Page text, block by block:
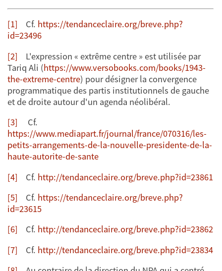
[1] Cf. https://tendanceclaire.org/breve.php?
id=23496
[2] L'expression « extrême centre » est utilisée par
Tariq Ali (https://www.versobooks.com/books/1943-
the-extreme-centre) pour désigner la convergence
programmatique des partis institutionnels de gauche
et de droite autour d'un agenda néolibéral.
[3] Cf.
https://www.mediapart.fr/journal/france/070316/les-
petits-arrangements-de-la-nouvelle-presidente-de-la-
haute-autorite-de-sante
[4] Cf. http://tendanceclaire.org/breve.php?id=23861
[5] Cf. https://tendanceclaire.org/breve.php?
id=23615
[6] Cf. http://tendanceclaire.org/breve.php?id=23862
[7] Cf. http://tendanceclaire.org/breve.php?id=23834